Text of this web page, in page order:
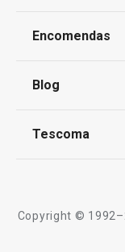
Livro de
Encomendas
Perguntas
Blog
Tescoma
Copyright ©